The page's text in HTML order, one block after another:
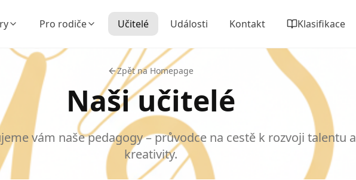
Pro rodiče Učitelé Události Kontakt Klasifikace
Zpět na Homepage
Naši učitelé
vám naše pedagogy – průvodce na cestě k rozvoji talentu a
kreativity.